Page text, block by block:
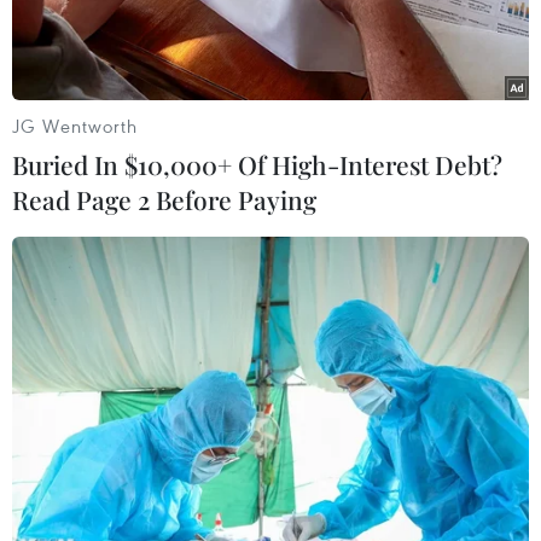
Một lớp học hát tại Mama Sunset. (Nguồn: Reuters)
Dịch vụ cung cấp khóa học và hoạt động giải trí
cho tầng lớp trung lưu cao tuổi ở Trung Quốc
đang trở thành thị trường tiềm năng trong bối
cảnh dân số nước này già đi nhanh chóng.
Các lớp học bao gồm yoga, trống châu Phi và
JG Wentworth
Buried In $10,000+ Of High-Interest Debt?
Read Page 2 Before Paying